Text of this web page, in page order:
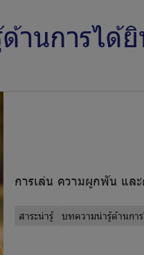
านการได้
การเล่น ความผูกพัน และ
สาระน่ารู้ บทความน่ารู้ด้านกา